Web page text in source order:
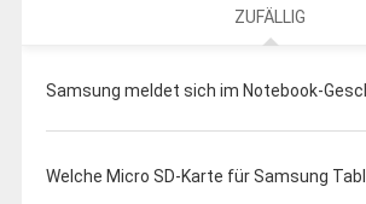
ZUFÄLLIG
Samsung meldet sich im Notebook-
Welche Micro SD-Karte für Samsung